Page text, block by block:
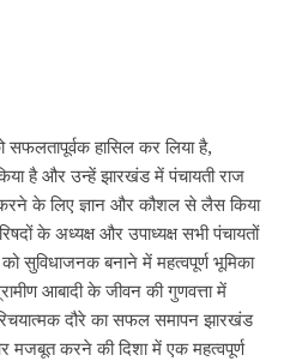
सफलतापूर्वक हासिल कर लिया है,
है और उन्हें झारखंड में पंचायती राज
के लिए ज्ञान और कौशल से लैस किया
के अध्यक्ष और उपाध्यक्ष सभी पंचायतों
सुविधाजनक बनाने में महत्वपूर्ण भूमिका
आबादी के जीवन की गुणवत्ता में
दौरे का सफल समापन झारखंड
मजबूत करने की दिशा में एक महत्वपूर्ण